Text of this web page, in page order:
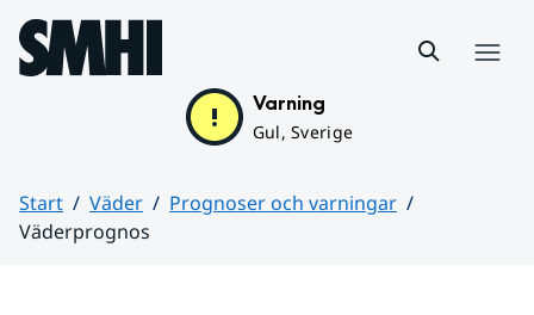
Hoppa till sidans innehåll
Varning
Gul, Sverige
Start Väder
Prognoser och varningar
Väderprognos